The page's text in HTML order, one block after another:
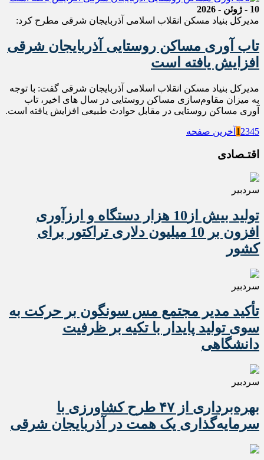
10 - ژوئن - 2026
مدیرکل بنیاد مسکن انقلاب اسلامی آذربایجان شرقی مطرح کرد:
تاب آوری مساکن روستایی آذربایجان شرقی
افزایش یافته است
مدیرکل بنیاد مسکن انقلاب اسلامی آذربایجان شرقی گفت: با توجه
به میزان مقاوم‌سازی مساکن روستایی در سال های اخیر، تاب
آوری مساکن روستایی در مقابل حوادث طبیعی افزایش یافته است.
1 2345 آخرین صفحه
اقتـصادی
سردبیر
تولید بیش از10 هزار دستگاه و ارزآوری
افزون بر 10 میلیون دلاری تراکتور برای
کشور
سردبیر
تأکید مدیر مجتمع مس سونگون بر حرکت به
سوی تولید پایدار با تکیه بر ظرفیت
دانشگاهی
سردبیر
بهره‌برداری از ۴۷ طرح کشاورزی با
سرمایه‌گذاری یک همت در آذربایجان شرقی